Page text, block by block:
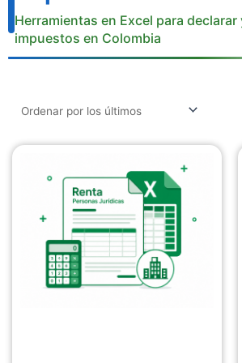
Herramientas en Excel para
impuestos en Colombia